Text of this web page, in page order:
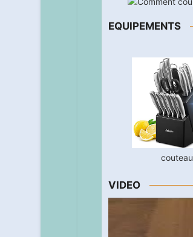
EQUIPEMENTS
couteau
VIDEO